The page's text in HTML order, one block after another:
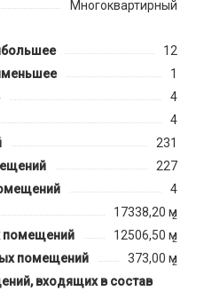
Многоквартирный
12
1
4
4
231
227
4
17338,20 м2
12506,50 м2
помещений 373,00 м2
входящих в состав